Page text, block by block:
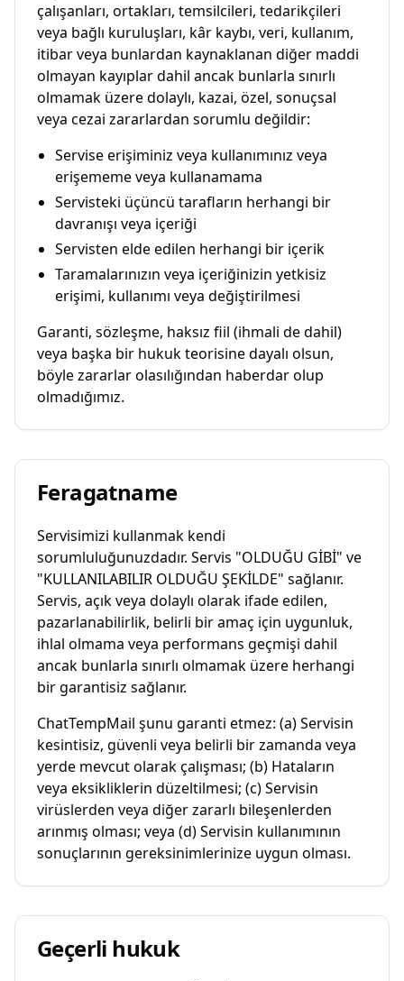
çalışanları, ortakları, temsilcileri, tedarikçileri
veya bağlı kuruluşları, kâr kaybı, veri, kullanım,
itibar veya bunlardan kaynaklanan diğer maddi
olmayan kayıplar dahil ancak bunlarla sınırlı
olmamak üzere dolaylı, kazai, özel, sonuçsal
veya cezai zararlardan sorumlu değildir:
Servise erişiminiz veya kullanımınız veya
erişememe veya kullanamama
Servisteki üçüncü tarafların herhangi bir
davranışı veya içeriği
Servisten elde edilen herhangi bir içerik
Taramalarınızın veya içeriğinizin yetkisiz
erişimi, kullanımı veya değiştirilmesi
Garanti, sözleşme, haksız fiil (ihmali de dahil)
veya başka bir hukuk teorisine dayalı olsun,
böyle zararlar olasılığından haberdar olup
olmadığımız.
Feragatname
Servisimizi kullanmak kendi
sorumluluğunuzdadır. Servis "OLDUĞU GİBİ" ve
"KULLANILABILIR OLDUĞU ŞEKİLDE" sağlanır.
Servis, açık veya dolaylı olarak ifade edilen,
pazarlanabilirlik, belirli bir amaç için uygunluk,
ihlal olmama veya performans geçmişi dahil
ancak bunlarla sınırlı olmamak üzere herhangi
bir garantisiz sağlanır.
ChatTempMail şunu garanti etmez: (a) Servisin
kesintisiz, güvenli veya belirli bir zamanda veya
yerde mevcut olarak çalışması; (b) Hataların
veya eksikliklerin düzeltilmesi; (c) Servisin
virüslerden veya diğer zararlı bileşenlerden
arınmış olması; veya (d) Servisin kullanımının
sonuçlarının gereksinimlerinize uygun olması.
Geçerli hukuk